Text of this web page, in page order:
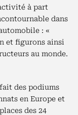
à part
dans
: «
et figurons ainsi
au monde.
des podiums
en Europe et
des 24